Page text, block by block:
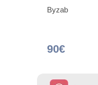
Byzab
90€